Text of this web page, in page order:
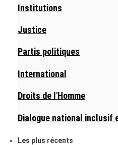
Institutions
Justice
Partis politiques
International
Droits de l'Homme
Dialogue national inclusif
Les plus récents